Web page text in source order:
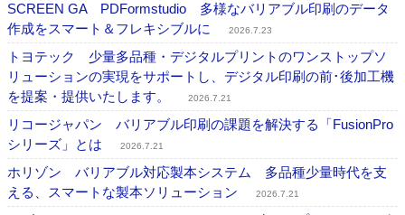
SCREEN GA PDFormstudio 多様なバリアブル印刷のデータ
作成をスマート＆フレキシブルに
2026.7.23
トヨテック 少量多品種・デジタルプリントのワンストップソ
リューションの実現をサポートし、デジタル印刷の前･後加工機
を提案・提供いたします。
2026.7.21
リコージャパン バリアブル印刷の課題を解決する「FusionPro
シリーズ」とは
2026.7.21
ホリゾン バリアブル対応製本システム 多品種少量時代を支
える、スマートな製本ソリューション
2026.7.21